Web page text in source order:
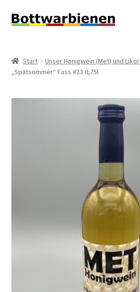
Zur
Zum
SHOP
INFORMATIONEN
Start Unser Honigwein (Met) und Likör
„Spätsommer“ Fass #23 0,75l